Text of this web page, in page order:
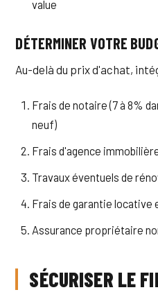
value
DÉTERMINER VOTRE
Au-delà du prix d'achat,
Frais de notaire (7 à 8%
neuf)
Frais d'agence
Travaux éventuels de
Frais de garantie locative
Assurance propriétaire
SÉCURISER LE